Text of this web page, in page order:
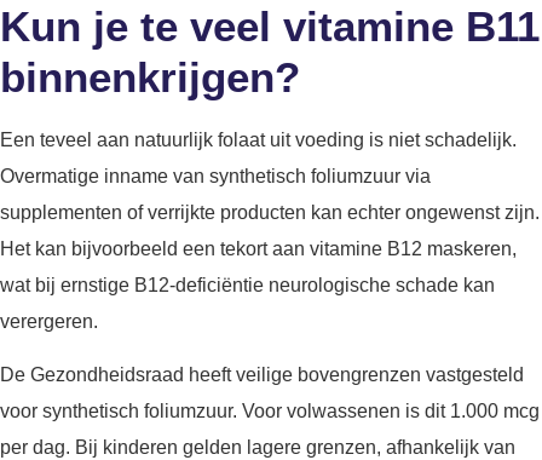
Kun je te veel vitamine B11
binnenkrijgen?
Een teveel aan natuurlijk folaat uit voeding is niet schadelijk.
Overmatige inname van synthetisch foliumzuur via
supplementen of verrijkte producten kan echter ongewenst zijn.
Het kan bijvoorbeeld een tekort aan vitamine B12 maskeren,
wat bij ernstige B12-deficiëntie neurologische schade kan
verergeren.
De Gezondheidsraad heeft veilige bovengrenzen vastgesteld
voor synthetisch foliumzuur. Voor volwassenen is dit 1.000 mcg
per dag. Bij kinderen gelden lagere grenzen, afhankelijk van